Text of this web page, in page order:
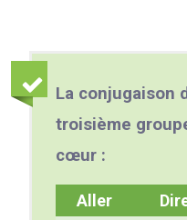
La conjugaison
troisième
cœur :
Aller